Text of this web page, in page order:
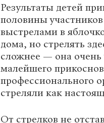
Результаты детей
половины
выстрелами в
дома, но стрелять
сложнее — она очень
малейшего
профессионального
стреляли как
От стрелков не